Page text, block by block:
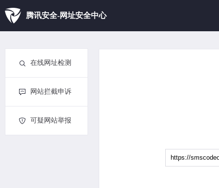
腾讯安全-网址安全中心
在线网址检测
网站拦截申诉
可疑网站举报